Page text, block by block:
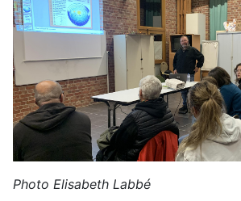
Photo Elisabeth Labbé